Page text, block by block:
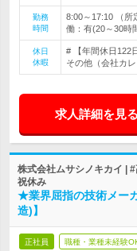
勤務
時間
8:00～17:10 （所
働：有(20～30時
休日
休暇
# 【年間休日122
その他（会社カ
求人詳細を見る
株式会社ムサシノキカイ |
祝休み
★業界屈指の技術メー
造)】
正社員 職種・業種未経験